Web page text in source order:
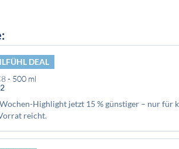
DEAL
- 500 ml
Highlight jetzt 15 % günstiger – nur für
reicht.